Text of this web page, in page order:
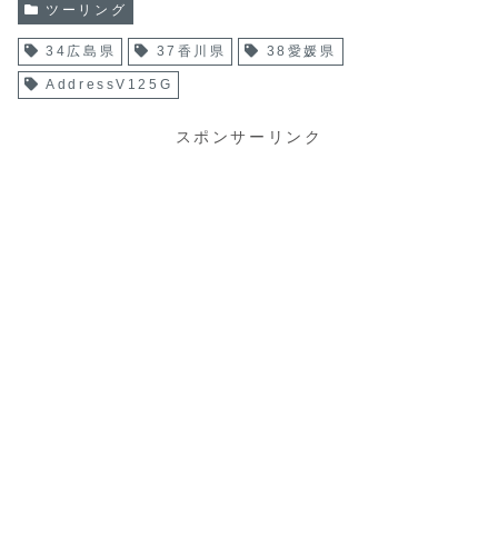
ツーリング
34広島県 37香川県 38愛媛県
AddressV125G
スポンサーリンク